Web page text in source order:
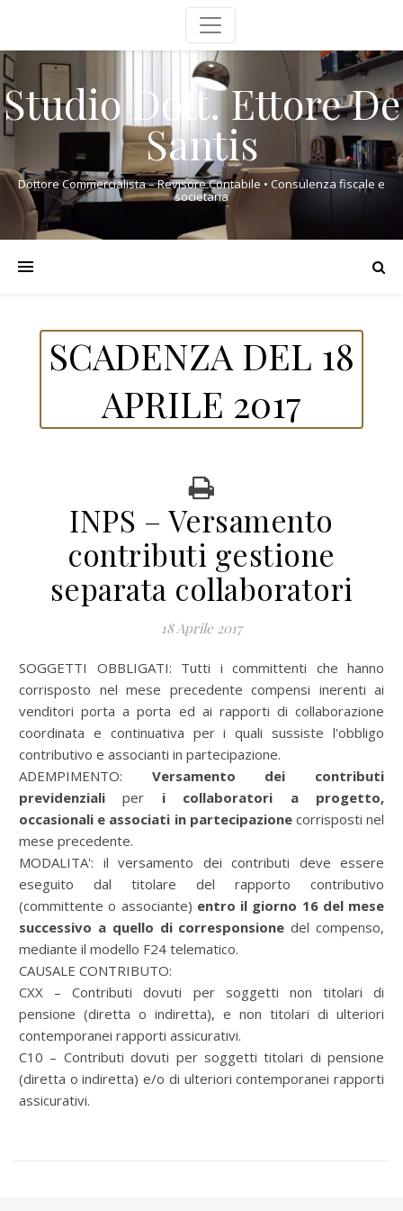
Studio Dott. Ettore De
Santis
Dottore Commercialista – Revisore Contabile • Consulenza fiscale e
societaria
SCADENZA DEL 18
APRILE 2017
INPS – Versamento
contributi gestione
separata collaboratori
18 Aprile 2017
SOGGETTI OBBLIGATI: Tutti i committenti che hanno
corrisposto nel mese precedente compensi inerenti ai
venditori porta a porta ed ai rapporti di collaborazione
coordinata e continuativa per i quali sussiste l'obbligo
contributivo e associanti in partecipazione.
ADEMPIMENTO: Versamento dei contributi
previdenziali per i collaboratori a progetto,
occasionali e associati in partecipazionecorrisposti nel
mese precedente.
MODALITA': il versamento dei contributi deve essere
eseguito dal titolare del rapporto contributivo
(committente o associante) entro il giorno 16 del mese
successivo a quello di corresponsione del compenso,
mediante il modello F24 telematico.
CAUSALE CONTRIBUTO:
CXX – Contributi dovuti per soggetti non titolari di
pensione (diretta o indiretta), e non titolari di ulteriori
contemporanei rapporti assicurativi.
C10 – Contributi dovuti per soggetti titolari di pensione
(diretta o indiretta) e/o di ulteriori contemporanei rapporti
assicurativi.